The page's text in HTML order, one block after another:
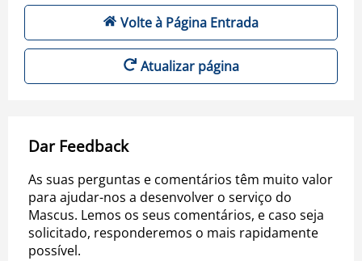
Volte à Página Entrada
Atualizar página
Dar Feedback
As suas perguntas e comentários têm muito valor
para ajudar-nos a desenvolver o serviço do
Mascus. Lemos os seus comentários, e caso seja
solicitado, responderemos o mais rapidamente
possível.